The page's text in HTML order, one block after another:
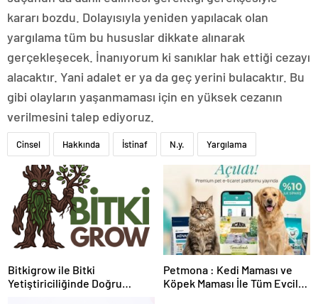
kararı bozdu. Dolayısıyla yeniden yapılacak olan
yargılama tüm bu hususlar dikkate alınarak
gerçekleşecek. İnanıyorum ki sanıklar hak ettiği cezayı
alacaktır. Yani adalet er ya da geç yerini bulacaktır. Bu
gibi olayların yaşanmaması için en yüksek cezanın
verilmesini talep ediyoruz.
Cinsel Hakkında İstinaf N.y. Yargılama
Bitkigrow ile Bitki
Yetiştiriciliğinde Doğru
Petmona : Kedi Maması ve
Köpek Maması İle Tüm Evcil